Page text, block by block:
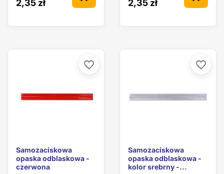
2,35 zł 2,35 zł
Samozaciskowa
opaska odblaskowa -
czerwona
favorite_border
Samozaciskowa
opaska odblaskowa -
kolor srebrny -...
favorite_border